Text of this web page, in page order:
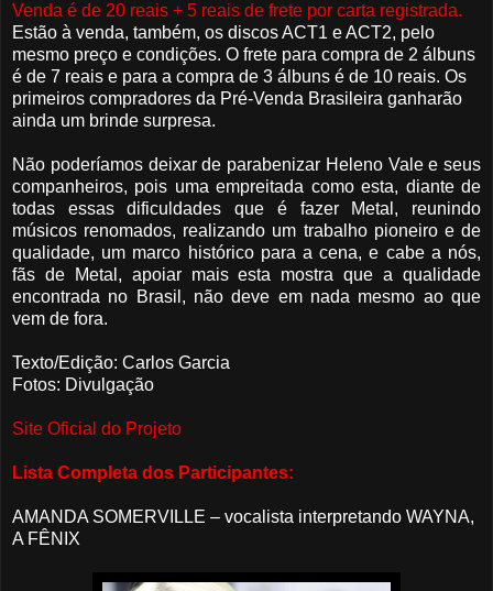
Venda é de 20 reais + 5 reais de frete por carta registrada.
Estão à venda, também, os discos ACT1 e ACT2, pelo
mesmo preço e condições. O frete para compra de 2 álbuns
é de 7 reais e para a compra de 3 álbuns é de 10 reais. Os
primeiros compradores da Pré-Venda Brasileira ganharão
ainda um brinde surpresa.
Não poderíamos deixar de parabenizar Heleno Vale e seus
companheiros, pois uma empreitada como esta, diante de
todas essas dificuldades que é fazer Metal, reunindo
músicos renomados, realizando um trabalho pioneiro e de
qualidade, um marco histórico para a cena, e cabe a nós,
fãs de Metal, apoiar mais esta mostra que a qualidade
encontrada no Brasil, não deve em nada mesmo ao que
vem de fora.
Texto/Edição: Carlos Garcia
Fotos: Divulgação
Site Oficial do Projeto
Lista Completa dos Participantes:
AMANDA SOMERVILLE – vocalista interpretando WAYNA,
A FÊNIX